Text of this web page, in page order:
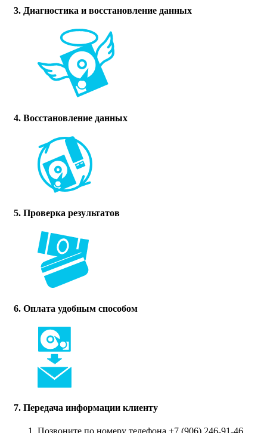
3. Диагностика и восстановление данных
4. Восстановление данных
5. Проверка результатов
6. Оплата удобным способом
7. Передача информации клиенту